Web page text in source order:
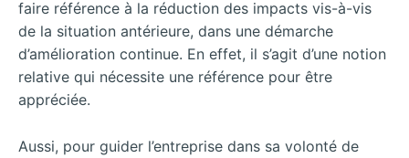
faire référence à la réduction des impacts vis-à-vis
de la situation antérieure, dans une démarche
d’amélioration continue. En effet, il s’agit d’une notion
relative qui nécessite une référence pour être
appréciée.
Aussi, pour guider l’entreprise dans sa volonté de